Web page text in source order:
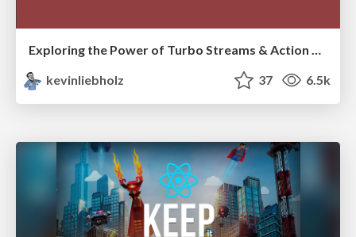
Exploring the Power of Turbo Streams & Action Cable | RailsConf2023
kevinliebholz
37 6.5k